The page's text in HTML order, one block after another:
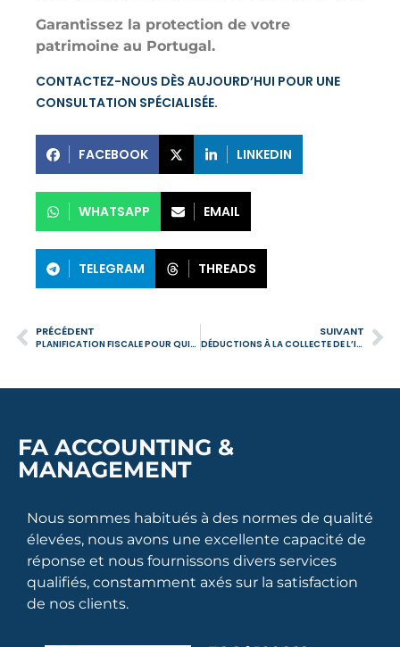
Garantissez la protection de votre
patrimoine au Portugal.
CONTACTEZ-NOUS DÈS AUJOURD’HUI POUR UNE
CONSULTATION SPÉCIALISÉE.
FACEBOOK LINKEDIN
WHATSAPP EMAIL
TELEGRAM THREADS
PRÉCÉDENT
PLANIFICATION FISCALE POUR QUITTER LE ROYAUME-UNI : COMMENT MINIMISER LES COÛTS DE DÉPART
SUIVANT
DÉDUCTIONS À LA COLLECTE DE L’IRS : COMMENT RÉDUIRE L’IMPÔT DANS LA DÉCLARATION DE 2026
FA ACCOUNTING &
MANAGEMENT
Nous sommes habitués à des normes de qualité
élevées, nous avons une excellente capacité de
réponse et nous fournissons divers services
qualifiés, constamment axés sur la satisfaction
de nos clients.